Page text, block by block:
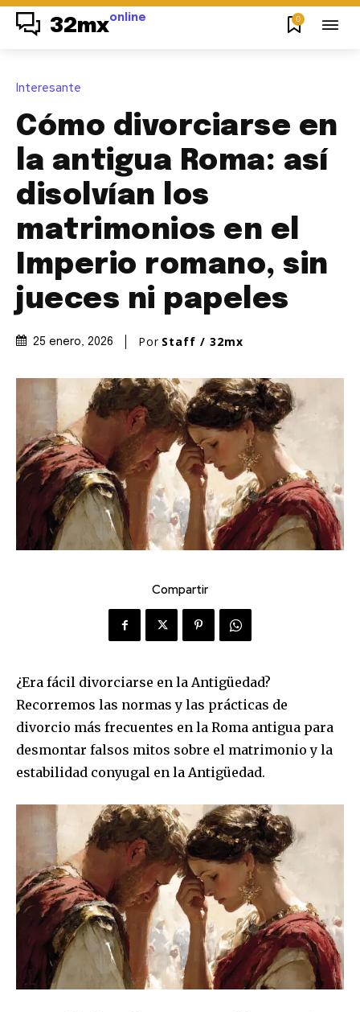
32mxonline 0
Interesante
Cómo divorciarse en
la antigua Roma: así
disolvían los
matrimonios en el
Imperio romano, sin
jueces ni papeles
25 enero, 2026 Por Staff / 32mx
Compartir
¿Era fácil divorciarse en la Antigüedad?
Recorremos las normas y las prácticas de
divorcio más frecuentes en la Roma antigua para
desmontar falsos mitos sobre el matrimonio y la
estabilidad conyugal en la Antigüedad.